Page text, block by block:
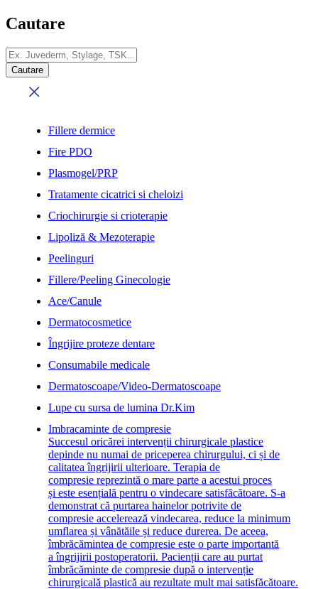
Cautare
Fillere dermice
Fire PDO
Plasmogel/PRP
Tratamente cicatrici si cheloizi
Criochirurgie si crioterapie
Lipoliză & Mezoterapie
Peelinguri
Fillere/Peeling Ginecologie
Ace/Canule
Dermatocosmetice
Îngrijire proteze dentare
Consumabile medicale
Dermatoscoape/Video-Dermatoscoape
Lupe cu sursa de lumina Dr.Kim
Imbracaminte de compresie
Succesul oricărei intervenții chirurgicale plastice
depinde nu numai de priceperea chirurgului, ci și de
calitatea îngrijirii ulterioare. Terapia de
compresie reprezintă o mare parte a acestui proces
și este esențială pentru o vindecare satisfăcătoare. S-a
demonstrat că purtarea hainelor potrivite de
compresie accelerează vindecarea, reduce la minimum
umflarea și vânătăile și reduce durerea. De aceea,
îmbrăcămintea de compresie este o parte importantă
a îngrijirii postoperatorii. Pacienții care au purtat
îmbrăcăminte de compresie după o intervenție
chirurgicală plastică au rezultate mult mai satisfăcătoare.